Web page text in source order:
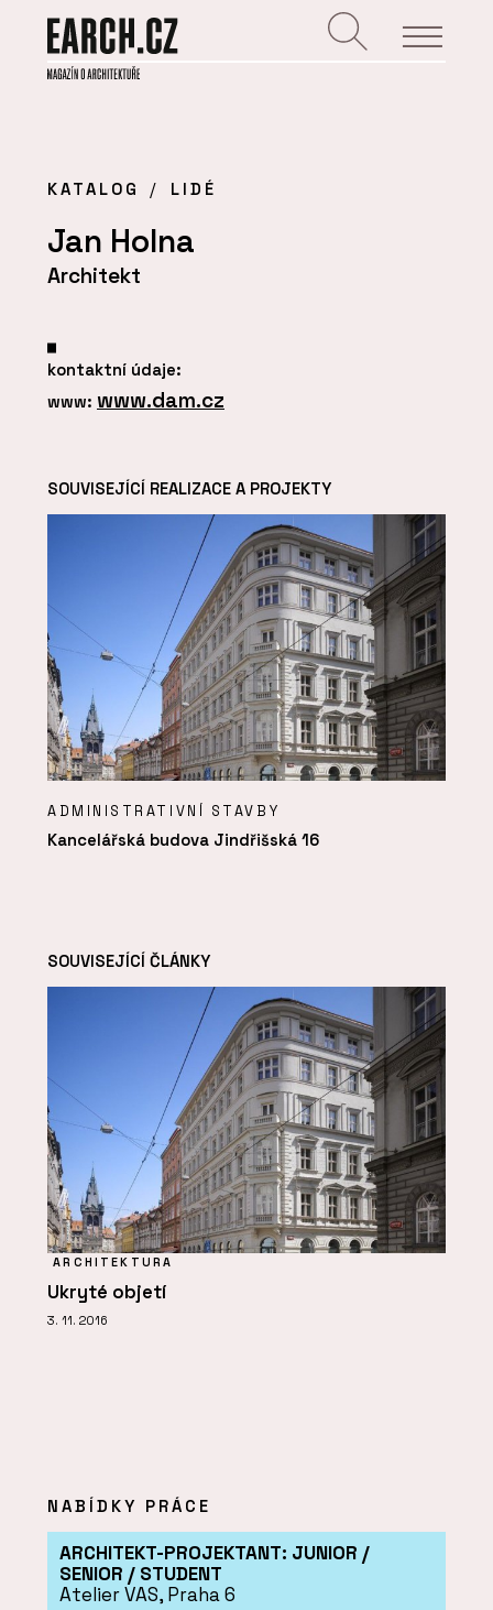
KATALOG LIDÉ
Jan Holna
Architekt
kontaktní údaje:
www: www.dam.cz
SOUVISEJÍCÍ REALIZACE A PROJEKTY
ADMINISTRATIVNÍ STAVBY
Kancelářská budova Jindřišská 16
SOUVISEJÍCÍ ČLÁNKY
ARCHITEKTURA
Ukryté objetí
3. 11. 2016
NABÍDKY PRÁCE
ARCHITEKT-PROJEKTANT: JUNIOR /
SENIOR / STUDENT
Atelier VAS, Praha 6